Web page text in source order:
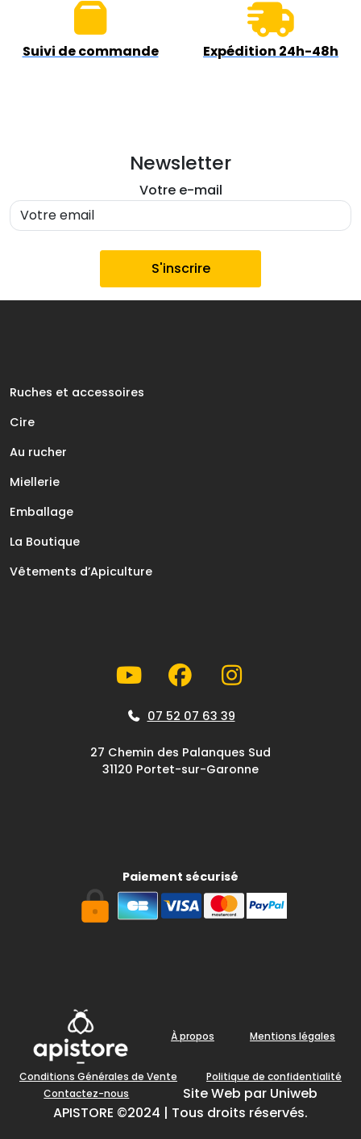
Suivi de commande Expédition 24h-48h
Newsletter
Votre e-mail
Ruches et accessoires
Cire
Au rucher
Miellerie
Emballage
La Boutique
Vêtements d’Apiculture
07 52 07 63 39
27 Chemin des Palanques Sud
31120 Portet-sur-Garonne
Paiement sécurisé
À propos Mentions légales
Conditions Générales de Vente
Politique de confidentialité
Contactez-nous
Site Web par Uniweb
APISTORE ©2024 | Tous droits réservés.